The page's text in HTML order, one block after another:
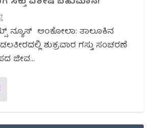
ನ್ಯೂಸ್ ಅಂಕೋಲಾ: ತಾಲೂಕಿನ
ಶುಕ್ರವಾರ ಗಸ್ತು ಸಂಚರಣೆ
ಜೀವ...